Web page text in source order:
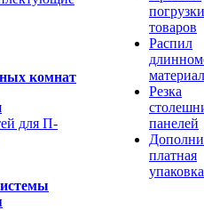
комнат
для П-
погрузки
товаров
Распил
Резка
панелей
платная
упаковка